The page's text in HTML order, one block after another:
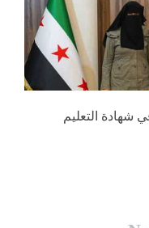
شهادة التعليم